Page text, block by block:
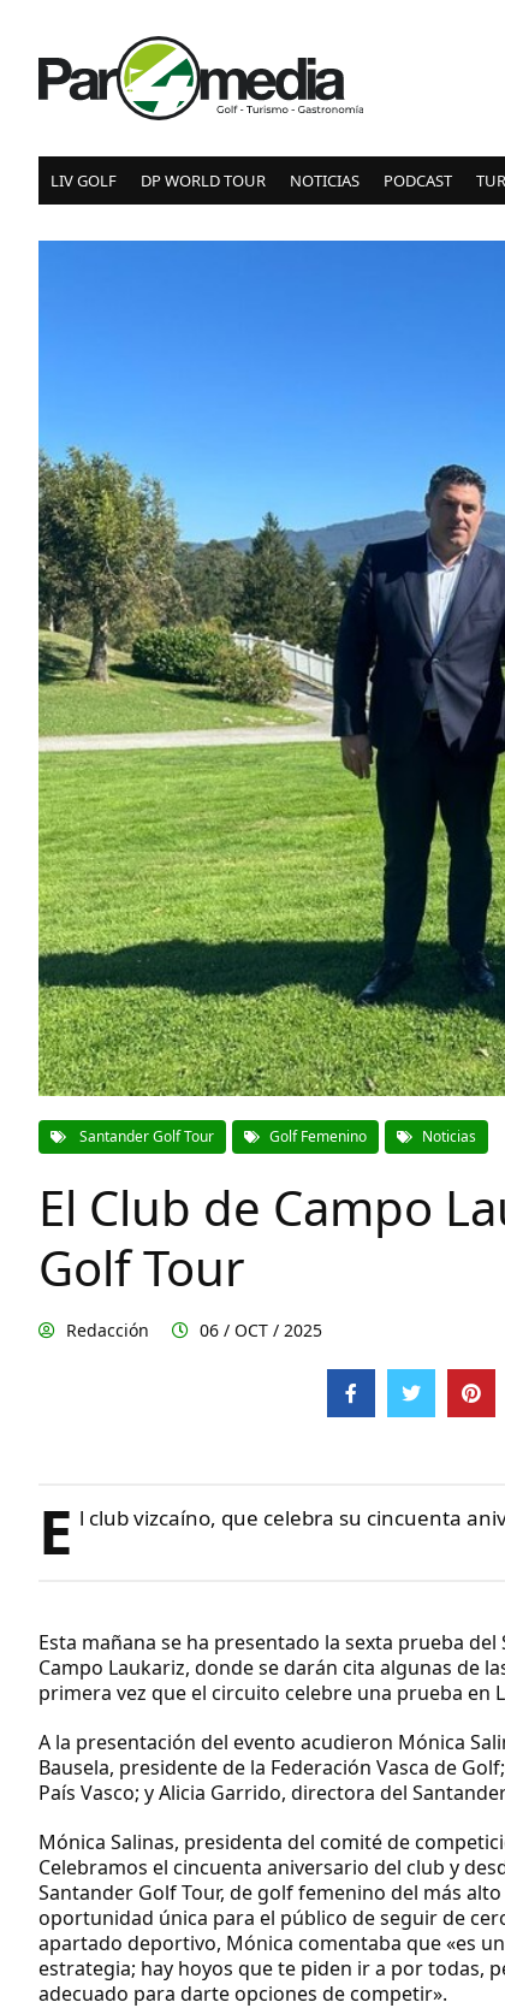
LIV GOLF DP WORLD TOUR NOTICIAS PODCAST
Santander Golf Tour Golf Femenino Noticias
El Club de Campo
Golf Tour
Redacción 06 / OCT / 2025
E l club vizcaíno, que celebra su cincuenta
Esta mañana se ha presentado la sexta prueba
Campo Laukariz, donde se darán cita algunas de
primera vez que el circuito celebre una prueba en
A la presentación del evento acudieron Mónica
Bausela, presidente de la Federación Vasca de
País Vasco; y Alicia Garrido, directora del
Mónica Salinas, presidenta del comité de
Celebramos el cincuenta aniversario del club y
Santander Golf Tour, de golf femenino del más
oportunidad única para el público de seguir de
apartado deportivo, Mónica comentaba que «es
estrategia; hay hoyos que te piden ir a por todas,
adecuado para darte opciones de competir».